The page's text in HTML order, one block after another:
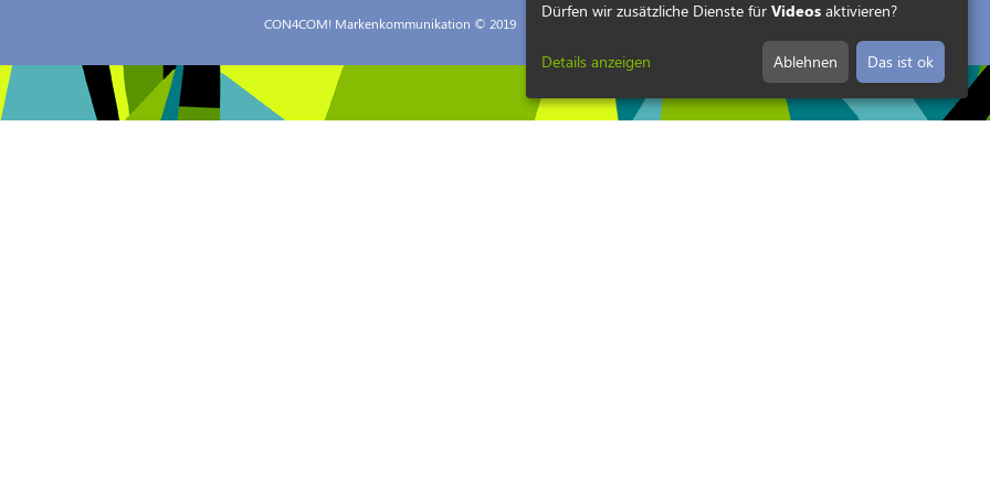
CON4COM! Markenkommunikation © 2019
Dürfen wir zusätzliche Dienste für Videos aktivieren?
Details anzeigen Ablehnen Das ist ok